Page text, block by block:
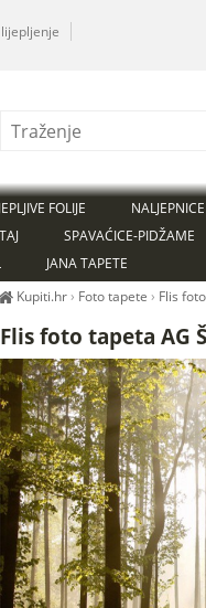
Flis foto tapeta AG
FOLIJE
SPAVAĆICE-PIDŽAME
JANA TAPETE
Kupiti.hr› Foto tapete › Flis